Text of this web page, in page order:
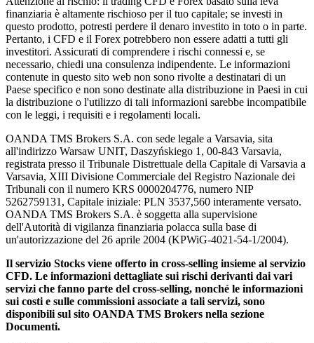
finanziaria è altamente rischioso per il tuo capitale; se investi in
questo prodotto, potresti perdere il denaro investito in toto o in parte.
Pertanto, i CFD e il Forex potrebbero non essere adatti a tutti gli
investitori. Assicurati di comprendere i rischi connessi e, se
necessario, chiedi una consulenza indipendente. Le informazioni
contenute in questo sito web non sono rivolte a destinatari di un
Paese specifico e non sono destinate alla distribuzione in Paesi in cui
la distribuzione o l'utilizzo di tali informazioni sarebbe incompatibile
con le leggi, i requisiti e i regolamenti locali.
OANDA TMS Brokers S.A. con sede legale a Varsavia, sita
all'indirizzo Warsaw UNIT, Daszyńskiego 1, 00-843 Varsavia,
registrata presso il Tribunale Distrettuale della Capitale di Varsavia a
Varsavia, XIII Divisione Commerciale del Registro Nazionale dei
Tribunali con il numero KRS 0000204776, numero NIP
5262759131, Capitale iniziale: PLN 3537,560 interamente versato.
OANDA TMS Brokers S.A. è soggetta alla supervisione
dell'Autorità di vigilanza finanziaria polacca sulla base di
un'autorizzazione del 26 aprile 2004 (KPWiG-4021-54-1/2004).
Il servizio Stocks viene offerto in cross-selling insieme al servizio
CFD. Le informazioni dettagliate sui rischi derivanti dai vari
servizi che fanno parte del cross-selling, nonché le informazioni
sui costi e sulle commissioni associate a tali servizi, sono
disponibili sul sito OANDA TMS Brokers nella sezione
Documenti.